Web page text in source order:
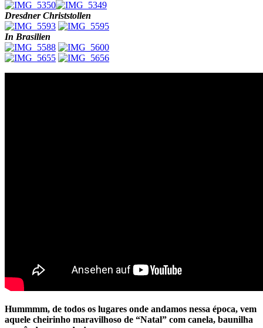
Dresdner Christstollen
In Brasilien
Hummmm, de todos os lugares onde andamos nessa época, vem
aquele cheirinho maravilhoso de “Natal” com canela, baunilha